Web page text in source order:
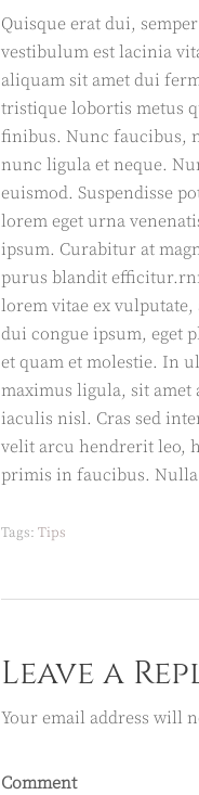
Quisque erat dui,
vestibulum est lacinia
aliquam sit amet dui
tristique lobortis metus
finibus. Nunc faucibus,
nunc ligula et neque.
euismod. Suspendisse
lorem eget urna
ipsum. Curabitur at
purus blandit
lorem vitae ex
dui congue ipsum, eget
et quam et molestie. In
maximus ligula, sit amet
iaculis nisl. Cras sed
velit arcu hendrerit leo,
primis in faucibus.
Tags: Tips
Leave a
Your email address will
Comment